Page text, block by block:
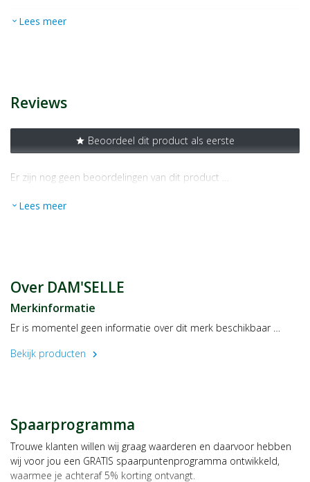
EAN
expand_more Lees meer
Reviews
star Beoordeel dit product als eerste
Er zijn nog geen beoordelingen van dit product …
expand_more Lees meer
Over DAM'SELLE
Merkinformatie
Er is momentel geen informatie over dit merk beschikbaar …
Bekijk producten
chevron_right
Spaarprogramma
Trouwe klanten willen wij graag waarderen en daarvoor hebben
wij voor jou een GRATIS spaarpuntenprogramma ontwikkeld,
waarmee je achteraf 5% korting ontvangt.